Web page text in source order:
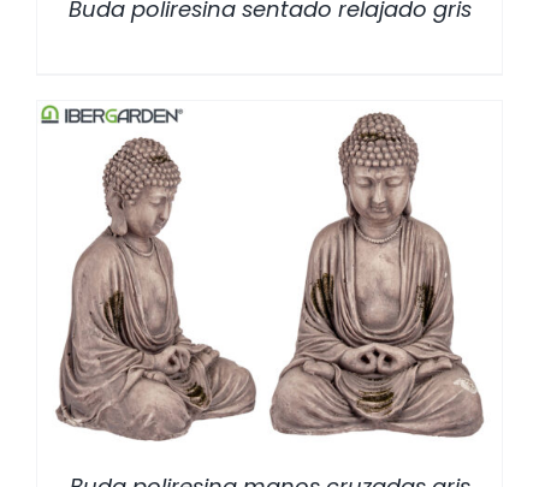
Buda poliresina sentado relajado gris
DETALLES